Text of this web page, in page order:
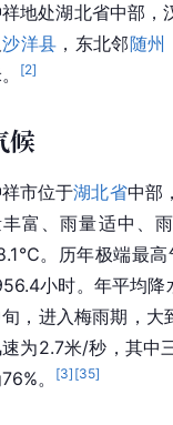
地处湖北省中部，
沙洋县 ，东北邻随州
[2]
候
市位于湖北省中部
丰富、雨量适中、
。历年极端最高
小时。年平均
，进入梅雨期，大
速为2.7米/秒，其中
。
[3] [35]